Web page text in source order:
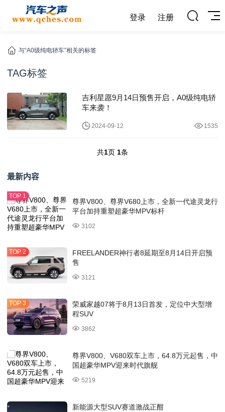
登录 注册
与“A0级纯电轿车”相关的标签
TAG标签
吉利星愿9月14日预售开启，A0级纯电轿
车来袭！
2024-09-12 1535
共1页 1条
最新内容
尊界V800、尊界V680上市，全新一代途灵龙行
平台加持重塑超豪华MPV标杆
3102
FREELANDER神行者8延期至8月14日开启预
售
3121
荣威家越07将于8月13日首发，定位中大型增
程SUV
3862
尊界V800、V680双车上市，64.8万元起售，中
国超豪华MPV迎来时代旗舰
5219
新能源大型SUV赛道激战正酣